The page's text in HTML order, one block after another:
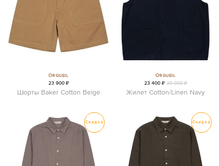
Orgueil
23 900 ₽
Шорты Baker Cotton Beige
Orgueil
23 400 ₽ 39 000 ₽
Жилет Cotton/Linen Navy
Скидка Скидка